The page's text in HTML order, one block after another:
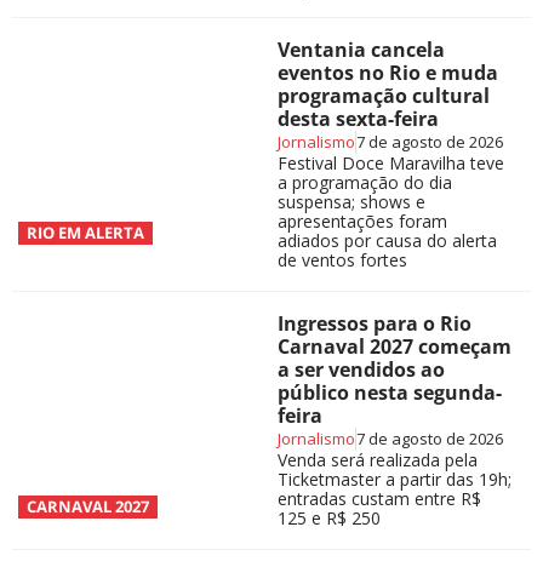
RIO EM ALERTA
Ventania cancela
eventos no Rio e muda
programação cultural
desta sexta-feira
Jornalismo7 de agosto de 2026
Festival Doce Maravilha teve
a programação do dia
suspensa; shows e
apresentações foram
adiados por causa do alerta
de ventos fortes
CARNAVAL 2027
Ingressos para o Rio
Carnaval 2027 começam
a ser vendidos ao
público nesta segunda-
feira
Jornalismo7 de agosto de 2026
Venda será realizada pela
Ticketmaster a partir das 19h;
entradas custam entre R$
125 e R$ 250